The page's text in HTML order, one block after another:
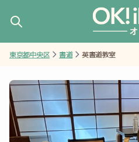
東京都中央区 書道 英書道教室